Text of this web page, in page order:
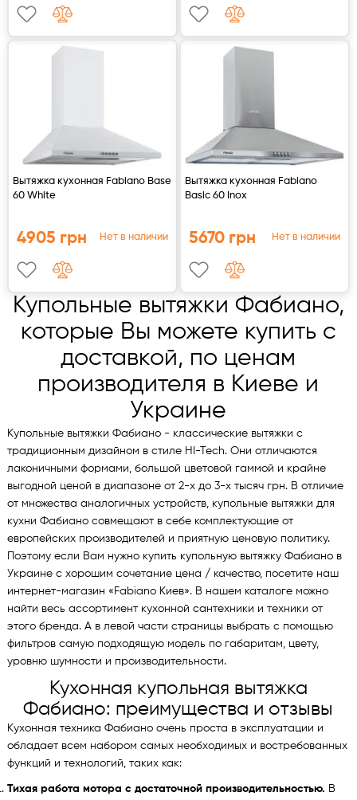
Вытяжка кухонная Fabiano Base
60 White
4905 грн Нет в наличии
Вытяжка кухонная Fabiano
Basic 60 Inox
5670 грн Нет в наличии
Купольные вытяжки Фабиано,
которые Вы можете купить с
доставкой, по ценам
производителя в Киеве и
Украине
Купольные вытяжки Фабиано - классические вытяжки с
традиционным дизайном в стиле HI-Tech. Они отличаются
лаконичными формами, большой цветовой гаммой и крайне
выгодной ценой в диапазоне от 2-х до 3-х тысяч грн. В отличие
от множества аналогичных устройств, купольные вытяжки для
кухни Фабиано совмещают в себе комплектующие от
европейских производителей и приятную ценовую политику.
Поэтому если Вам нужно купить купольную вытяжку Фабиано в
Украине с хорошим сочетание цена / качество, посетите наш
интернет-магазин «Fabiano Киев». В нашем каталоге можно
найти весь ассортимент кухонной сантехники и техники от
этого бренда. А в левой части страницы выбрать с помощью
фильтров самую подходящую модель по габаритам, цвету,
уровню шумности и производительности.
Кухонная купольная вытяжка
Фабиано: преимущества и отзывы
Кухонная техника Фабиано очень проста в эксплуатации и
обладает всем набором самых необходимых и востребованных
функций и технологий, таких как:
Тихая работа мотора с достаточной производительностью. В